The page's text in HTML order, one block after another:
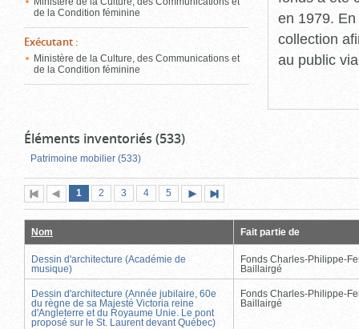
de la Condition féminine
Exécutant :
Ministère de la Culture, des Communications et
de la Condition féminine
en 1979.
collection
au public
Éléments inventoriés (533)
Patrimoine mobilier (533)
Première
page
Page
précédente
Page
1 (page
actuelle)
Page
2 Page
3 Page
4 Page
5
suivante
page
Nom Fait partie de
Dessin d'architecture (Académie de
musique)
Fonds Charles-Philippe-
Baillairgé
Dessin d'architecture (Année jubilaire, 60e
du règne de sa Majesté Victoria reine
d'Angleterre et du Royaume Unie. Le pont
proposé sur le St. Laurent devant Québec)
Fonds Charles-Philippe-
Baillairgé